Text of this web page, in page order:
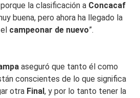
la clasificación a Concacaf
buena, pero ahora ha llegado la
campeonar de nuevo”.
aseguró que tanto él como
conscientes de lo que significa
otra Final, y por lo tanto tener la